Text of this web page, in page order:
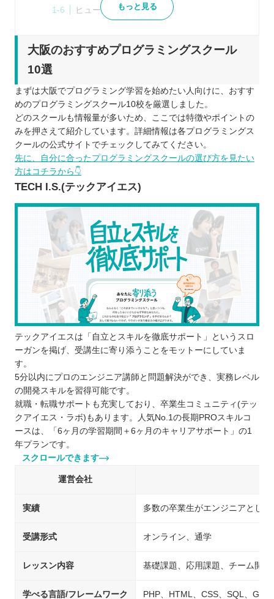
ヒューマンアカデミー
KENスクール
noa
プログラミングスクールを選ぶ5つのポイント
1)自分の目的に合っているか
2)学びたい言語に対応しているか
3)受講方法はオンラインか通学か
4)就職・転職のサポート体制は万全か
プログラミングスクールで学習するメリット
効率のよいプログラミング学習ができる
自力では理解しにくいところを質問できる
ポートフォリオを制作できる
エンジニアに必要なスキルが幅広く学べる
プログラミングスクールで学ぶ際の注意点
プログラムを学ぶ目的を明確にする
継続して学習できるかよく検討する
無料体験などで学びやすいか確認する
う！
もっと見る
大阪のおすすめプログラミングスクール
10選
まずは大阪でプログラミング学習を始めたい人向けに、おすす
めのプログラミングスクール10校を厳選しました。
どのスクールも情報量が多いため、ここでは特徴やポイントの
みを押さえて紹介しています。詳細情報は各プログラミングス
クールの公式サイトでチェックしてみてください。
先に、自分に合ったプログラミングスクールの選び方を見たい
方はコチラから👇
TECH I.S.(テックアイエス)
テックアイエスは「自立とスキルを徹底サポート」というスロ
ーガンを掲げ、受講生に寄り添うことをモットーにしていま
す。
5分以内にプロのエンジニア講師と問題解決ができ、実務レベル
の開発スキルを習得可能です。
就職・転職サポートも充実しており、卒業生コミュニティ(テッ
クアイエス・ラボ)もあります。人気No.1の長期PROスキルコ
ースは、「6ヶ月の学習期間＋6ヶ月のキャリアサポート」の1
年プランです。
スクロールできます
運営会社
実績 多数の卒業生がエンジニアとして
受講形式 オンライン、通学
レッスン内容 基礎課題、応用課題、チーム開発
学べる言語/フレームワーク PHP、HTML、CSS、SQL、Git